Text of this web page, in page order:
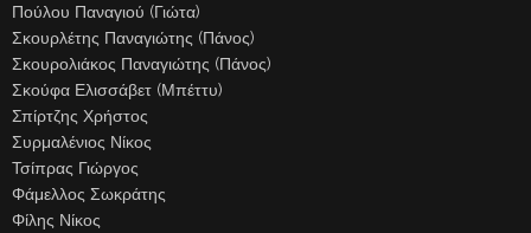
Πούλου Παναγιού (Γιώτα)
Σκουρλέτης Παναγιώτης (Πάνος)
Σκουρολιάκος Παναγιώτης (Πάνος)
Σκούφα Ελισσάβετ (Μπέττυ)
Σπίρτζης Χρήστος
Συρμαλένιος Νίκος
Τσίπρας Γιώργος
Φάμελλος Σωκράτης
Φίλης Νίκος